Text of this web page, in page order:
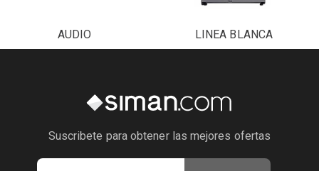
AUDIO LINEA BLANCA
Suscribete para obtener las mejores ofertas